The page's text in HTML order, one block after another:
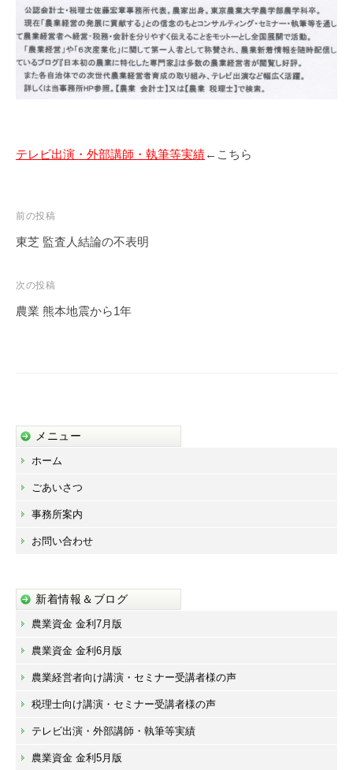
テレビ出演・外部講師・執筆等実績←こちら
投
稿
ビ
ゲ
前の投稿
東芝 監査人結論の不表明
次の投稿
農業 熊本地震から1年
メニュー
ホーム
ごあいさつ
事務所案内
お問い合わせ
新着情報＆ブログ
農業資金 金利7月版
農業資金 金利6月版
農業経営者向け講演・セミナー受講者様の声
税理士向け講演・セミナー受講者様の声
テレビ出演・外部講師・執筆等実績
農業資金 金利5月版